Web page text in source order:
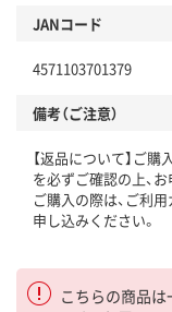
JANコード
4571103701379
備考（ご注意）
【返品について】ご購
を必ずご確認の上、
ご購入の際は、ご利用
申し込みください。
こちらの商品